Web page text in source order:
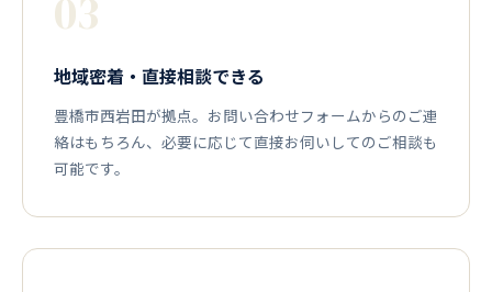
03
地域密着・直接相談できる
豊橋市西岩田が拠点。お問い合わせフォームからのご連
絡はもちろん、必要に応じて直接お伺いしてのご相談も
可能です。